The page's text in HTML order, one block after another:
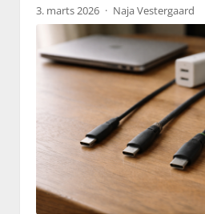
3. marts 2026 · Naja Vestergaard